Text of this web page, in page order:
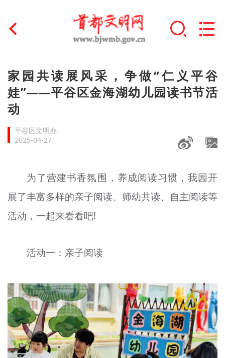
首页
文明创建
+
文明实践
文明培育
+
榜样人物
+
身边好人
北京宣传文化引导基金
宣传思想文化人才
专题
资料库
+
家园共读展风采，争做“仁义平谷
娃”——平谷区金海湖幼儿园读书节活
动
平谷区文明办
2025-04-27
为了营建书香氛围，养成阅读习惯，我园开
展了丰富多样的亲子阅读、师幼共读、自主阅读等
活动，一起来看看吧!
活动一：亲子阅读